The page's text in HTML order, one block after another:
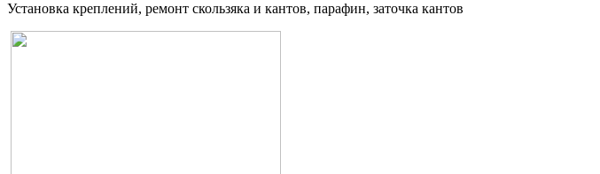
Установка креплений, ремонт скользяка и кантов, парафин, заточка кантов